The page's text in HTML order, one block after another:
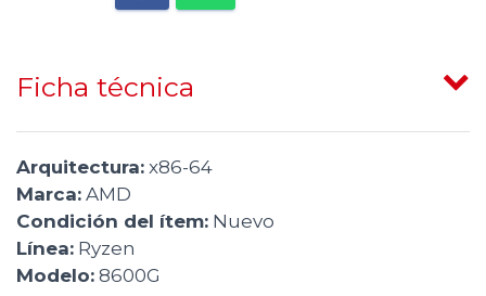
Ficha técnica
Arquitectura: x86-64
Marca: AMD
Condición del ítem: Nuevo
Línea: Ryzen
Modelo: 8600G